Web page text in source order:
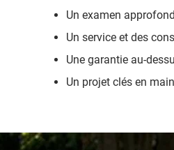
Un examen
Un service et des
Une garantie au-
Un projet clés en main